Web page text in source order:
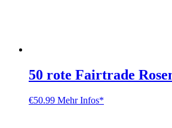
50 rote Fairtrade
€50.99 Mehr Infos*